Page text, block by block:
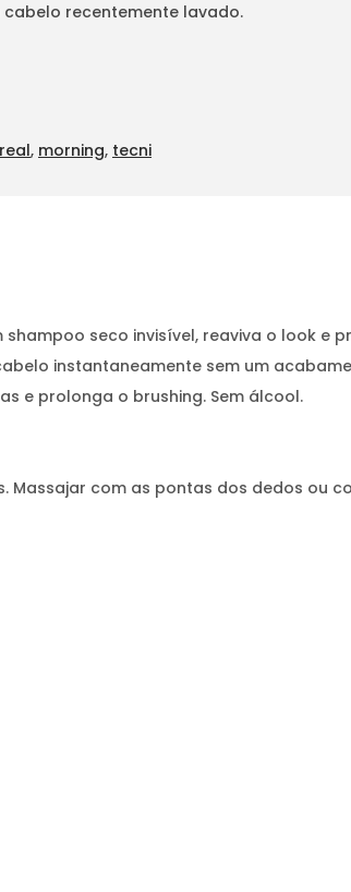
recentemente lavado.
, morning, tecni
shampoo seco invisível, reaviva o look
instantaneamente sem um
e prolonga o brushing. Sem álcool.
com as pontas dos dedos ou